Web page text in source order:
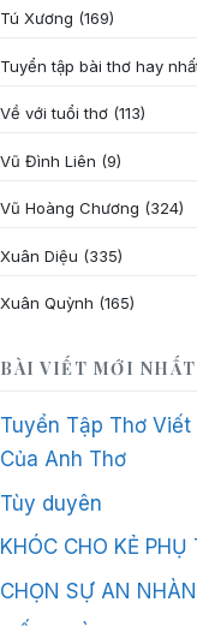
Tú Xương (169)
Tuyển tập bài thơ hay
Về với tuổi thơ (113)
Vũ Đình Liên (9)
Vũ Hoàng Chương (324)
Xuân Diệu (335)
Xuân Quỳnh (165)
BÀI VIẾT MỚI NHẤT
Tuyển Tập Thơ
Của Anh Thơ
Tùy duyên
KHÓC CHO KẺ PHỤ
CHỌN SỰ AN